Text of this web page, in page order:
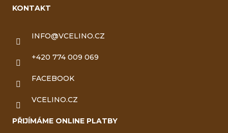
KONTAKT
INFO@VCELINO.CZ
+420 774 009 069
FACEBOOK
VCELINO.CZ
PŘIJÍMÁME ONLINE PLATBY